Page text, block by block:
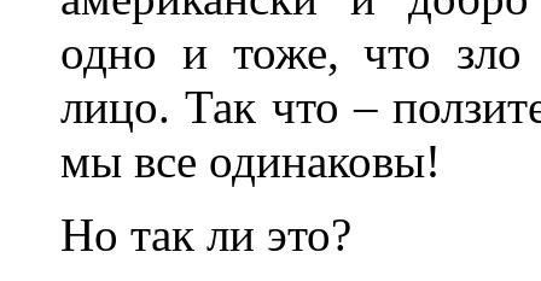
одно и тоже, что зло
лицо. Так что –
мы все одинаковы!
Но так ли это?